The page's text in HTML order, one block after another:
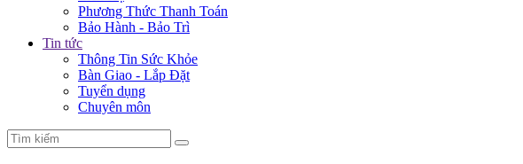
Phương Thức Thanh Toán
Bảo Hành - Bảo Trì
Tin tức
Thông Tin Sức Khỏe
Bàn Giao - Lắp Đặt
Tuyển dụng
Chuyên môn